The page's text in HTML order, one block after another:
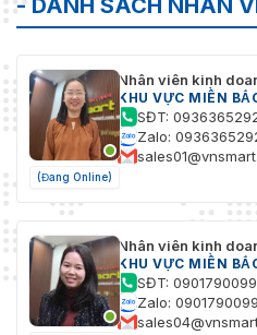
- DANH SÁCH NHÂN
(Đang Online)
Nhân viên kinh
KHU VỰC MIỀN
SĐT:
Zalo:
Nhân viên kinh
KHU VỰC MIỀN
SĐT: 0901790099
Zalo: 0901790099